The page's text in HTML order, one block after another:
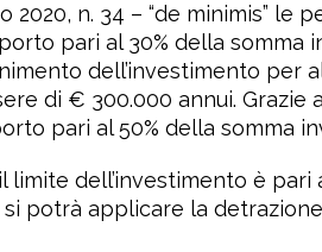
2020, n. 34 – “de minimis”
pari al 30% della somma
dell’investimento per
di € 300.000 annui. Grazie
pari al 50% della somma
dell’investimento è
potrà applicare la